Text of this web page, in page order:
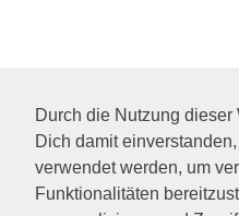
Durch die Nutzung dieser
Dich damit
verwendet werden, um
Funktionalitäten